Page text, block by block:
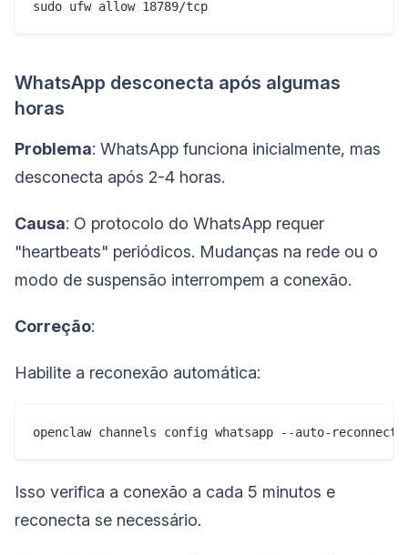
WhatsApp desconecta após algumas
horas
Problema: WhatsApp funciona inicialmente, mas
desconecta após 2-4 horas.
Causa: O protocolo do WhatsApp requer
"heartbeats" periódicos. Mudanças na rede ou o
modo de suspensão interrompem a conexão.
Correção:
Habilite a reconexão automática:
Isso verifica a conexão a cada 5 minutos e
reconecta se necessário.